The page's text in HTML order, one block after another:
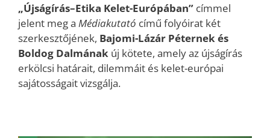
„Újságírás–Etika Kelet-Európában” címmel
jelent meg a Médiakutató című folyóirat két
szerkesztőjének, Bajomi-Lázár Péternek és
Boldog Dalmának új kötete, amely az újságírás
erkölcsi határait, dilemmáit és kelet-európai
sajátosságait vizsgálja.